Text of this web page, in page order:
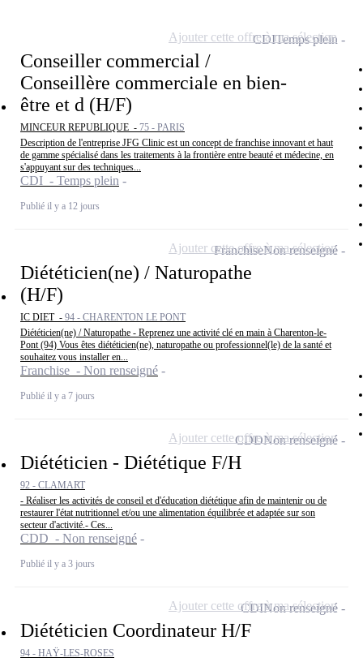
Conseiller commercial /
Conseillère commerciale en bien-
être et d (H/F)
MINCEUR REPUBLIQUE - 75 - PARIS
Description de l'entreprise JFG Clinic est un concept de franchise innovant et haut
de gamme spécialisé dans les traitements à la frontière entre beauté et médecine, en
s'appuyant sur des techniques...
CDI - Temps plein
Publié il y a 12 jours
CDITemps plein
Ajouter cette offre à ma sélection
Diététicien(ne) / Naturopathe
(H/F)
IC DIET - 94 - CHARENTON LE PONT
Diététicien(ne) / Naturopathe - Reprenez une activité clé en main à Charenton-le-
Pont (94) Vous êtes diététicien(ne), naturopathe ou professionnel(le) de la santé et
souhaitez vous installer en...
Franchise - Non renseigné
Publié il y a 7 jours
FranchiseNon renseigné
Ajouter cette offre à ma sélection
Diététicien - Diététique F/H
92 - CLAMART
- Réaliser les activités de conseil et d'éducation diététique afin de maintenir ou de
restaurer l'état nutritionnel et/ou une alimentation équilibrée et adaptée sur son
secteur d'activité.- Ces...
CDD - Non renseigné
Publié il y a 3 jours
CDDNon renseigné
Ajouter cette offre à ma sélection
Diététicien Coordinateur H/F
94 - HAŸ-LES-ROSES
CDINon renseigné
Ajouter cette offre à ma sélection